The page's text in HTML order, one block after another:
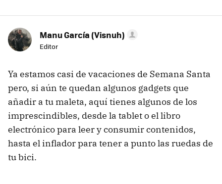
Manu García (Visnuh)
Editor
Ya estamos casi de vacaciones de Semana Santa
pero, si aún te quedan algunos gadgets que
añadir a tu maleta, aquí tienes algunos de los
imprescindibles, desde la tablet o el libro
electrónico para leer y consumir contenidos,
hasta el inflador para tener a punto las ruedas de
tu bici.